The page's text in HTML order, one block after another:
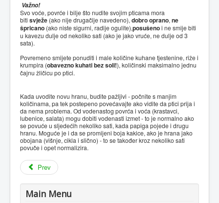
Važno!
Svo voće, povrće i bilje što nudite svojim pticama mora
biti svježe (ako nije drugačije navedeno), dobro oprano, ne
špricano (ako niste sigurni, radije ogulite),posušenoi ne smije biti
u kavezu dulje od nekoliko sati (ako je jako vruće, ne dulje od 3
sata).
Povremeno smijete ponuditi i male količine kuhane tjestenine, riže i
krumpira (obavezno kuhati bez soli!), količinski maksimalno jednu
čajnu žličicu po ptici.
Kada uvodite novu hranu, budite pažljivi - počnite s manjim
količinama, pa tek postepeno povećavajte ako vidite da ptici prija i
da nema problema. Od vodenastog povrća i voća (krastavci,
lubenice, salata) mogu dobiti vodenasti izmet - to je normalno ako
se povuće u sljedećih nekoliko sati, kada papiga pojede i drugu
hranu. Moguće je i da se promijeni boja kakice, ako je hrana jako
obojana (višnje, cikla i slično) - to se također kroz nekoliko sati
povuče i opet normalizira.
Prev
Main Menu